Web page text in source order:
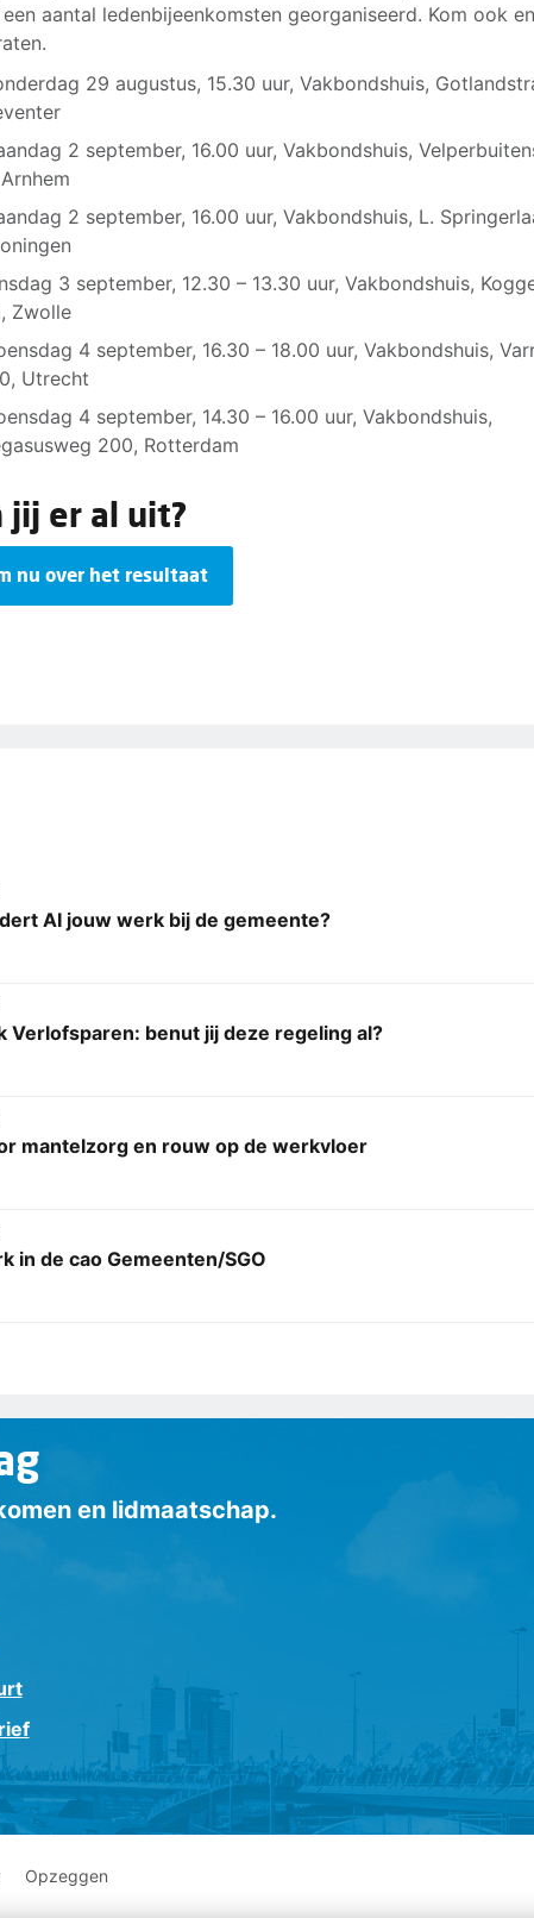
aantal ledenbijeenkomsten georganiseerd. Kom ook
29 augustus, 15.30 uur, Vakbondshuis,
2 september, 16.00 uur, Vakbondshuis,
2 september, 16.00 uur, Vakbondshuis, L.
3 september, 12.30 – 13.30 uur, Vakbondshuis,
Zwolle
4 september, 16.30 – 18.00 uur, Vakbondshuis,
Utrecht
4 september, 14.30 – 16.00 uur, Vakbondshuis,
200, Rotterdam
jij er al uit?
nu over het resultaat
AI jouw werk bij de gemeente?
Verlofsparen: benut jij deze regeling al?
mantelzorg en rouw op de werkvloer
in de cao Gemeenten/SGO
en lidmaatschap.
Opzeggen